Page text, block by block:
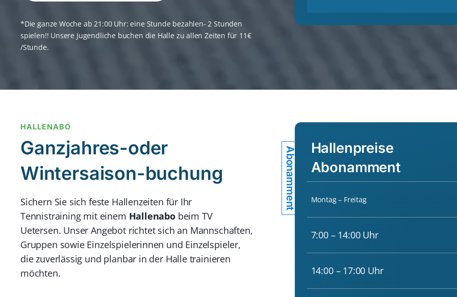
*Die ganze Woche ab 21:00 Uhr: eine Stunde bezahlen- 2 Stunden
spielen!! Unsere Jugendliche buchen die Halle zu allen Zeiten für 11€
/Stunde.
HALLENABO
Ganzjahres-oder
Wintersaison-buchung
Sichern Sie sich feste Hallenzeiten für Ihr
Tennistraining mit einem Hallenabobeim TV
Uetersen. Unser Angebot richtet sich an Mannschaften,
Gruppen sowie Einzelspielerinnen und Einzelspieler,
die zuverlässig und planbar in der Halle trainieren
möchten.
Hallenpreise
Abonamment
Montag – Freitag
7:00 – 14:00 Uhr
14:00 – 17:00 Uhr
Abonamment